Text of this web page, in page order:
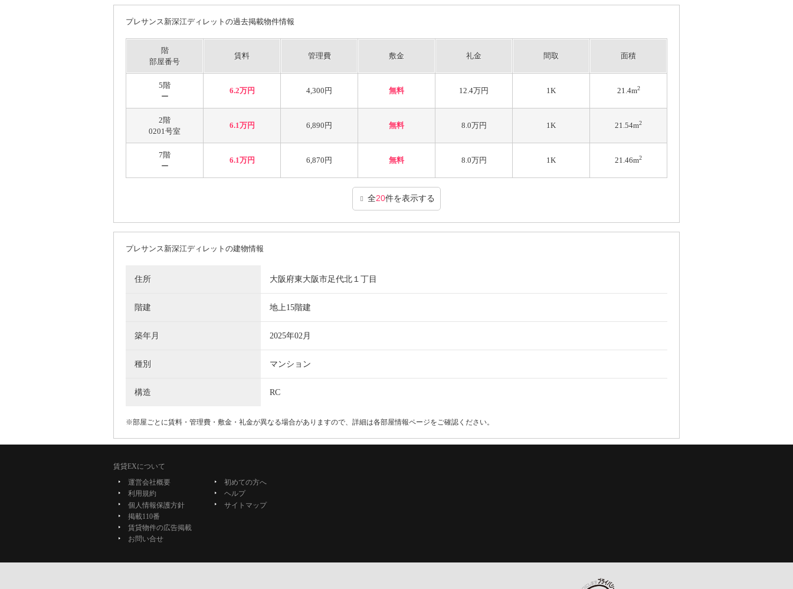
プレサンス新深江ディレットの過去掲載物件情報
階
部屋番号
賃料 管理費 敷金 礼金 間取 面積
5階
ー
6.2万円 4,300円 無料 12.4万円 1K 21.4m2
2階
0201号室
6.1万円 6,890円 無料 8.0万円 1K 21.54m2
7階
ー
6.1万円 6,870円 無料 8.0万円 1K 21.46m2
全20件を表示する
プレサンス新深江ディレットの建物情報
住所 大阪府東大阪市足代北１丁目
階建 地上15階建
築年月 2025年02月
種別 マンション
構造 RC
※部屋ごとに賃料・管理費・敷金・礼金が異なる場合がありますので、詳細は各部屋情報ページをご確認ください。
賃貸EXについて
運営会社概要
利用規約
個人情報保護方針
掲載110番
賃貸物件の広告掲載
お問い合せ
初めての方へ
ヘルプ
サイトマップ